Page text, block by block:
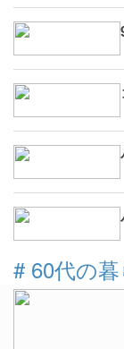
# 60代の